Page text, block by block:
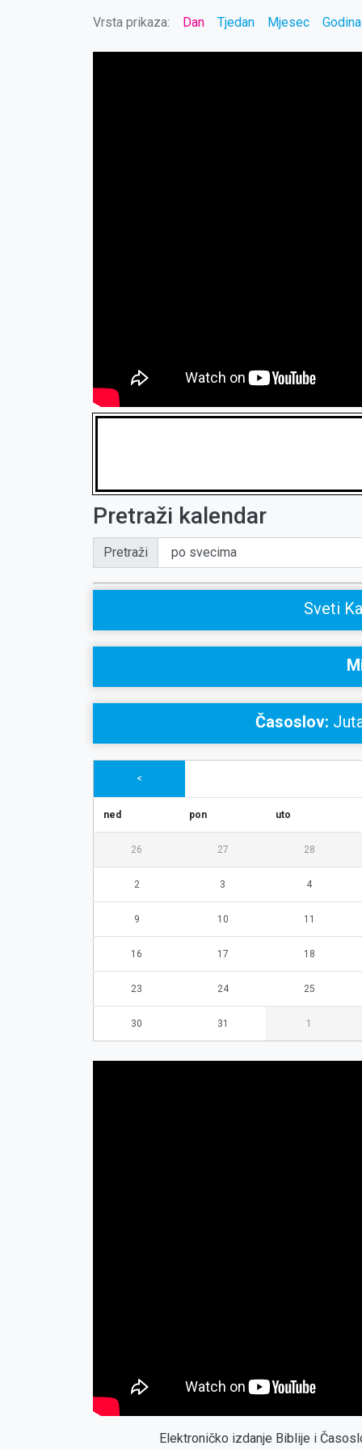
Vrsta prikaza: Dan Tjedan Mjesec Godina
Pretraži kalendar
Pretraži
Sveti
Časoslov:
<
ned pon uto
26 27 28
2 3 4
9 10 11
16 17 18
23 24 25
30 31 1
Elektroničko izdanje Biblije i